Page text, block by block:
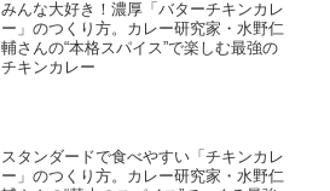
みんな大好き！濃厚「バターチキンカレ
ー」のつくり方。カレー研究家・水野仁
輔さんの“本格スパイス”で楽しむ最強の
チキンカレー
スタンダードで食べやすい「チキンカレ
ー」のつくり方。カレー研究家・水野仁